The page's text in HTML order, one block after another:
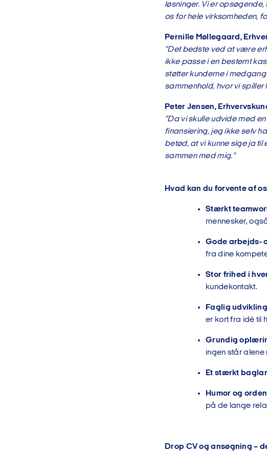
løsninger. Vi er
os for hele virksomheden,
Pernille Møllegaard,
”Det bedste ved at være
ikke passe i en bestemt
støtter kunderne i
sammenhold, hvor vi
Peter Jensen,
”Da vi skulle udvide med
finansiering, jeg ikke selv
betød, at vi kunne sige ja
sammen med mig.”
Hvad kan du forvente af
Stærkt
mennesker,
Gode arbejds-
fra dine
Stor frihed i
kundekontakt.
Faglig
er kort fra idé til
Grundig
ingen står
Et stærkt
Humor og
på de lange
Drop CV og ansøgning –